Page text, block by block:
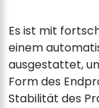
Es ist mit
einem
ausgestattet,
Form des
Stabilität des